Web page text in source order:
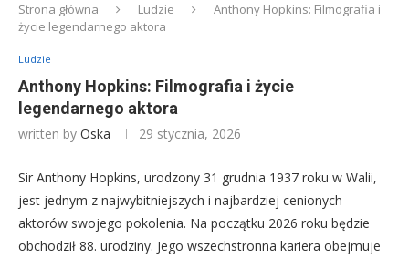
Strona główna Ludzie
Anthony Hopkins: Filmografia i
życie legendarnego aktora
Ludzie
Anthony Hopkins: Filmografia i życie
legendarnego aktora
written by Oska 29 stycznia, 2026
Sir Anthony Hopkins, urodzony 31 grudnia 1937 roku w Walii,
jest jednym z najwybitniejszych i najbardziej cenionych
aktorów swojego pokolenia. Na początku 2026 roku będzie
obchodził 88. urodziny. Jego wszechstronna kariera obejmuje